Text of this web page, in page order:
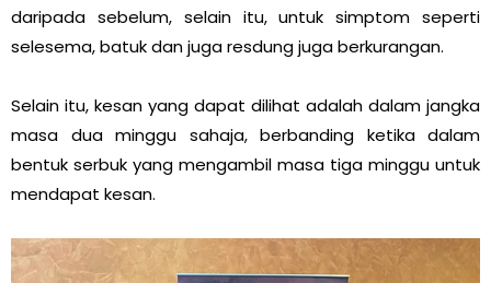
daripada sebelum, selain itu, untuk simptom seperti
selesema, batuk dan juga resdung juga berkurangan.
Selain itu, kesan yang dapat dilihat adalah dalam jangka
masa dua minggu sahaja, berbanding ketika dalam
bentuk serbuk yang mengambil masa tiga minggu untuk
mendapat kesan.